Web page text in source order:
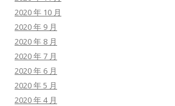
2020 年 10 月
2020 年 9 月
2020 年 8 月
2020 年 7 月
2020 年 6 月
2020 年 5 月
2020 年 4 月